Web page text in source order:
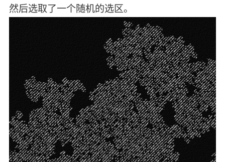
然后选取了一个随机的选区。